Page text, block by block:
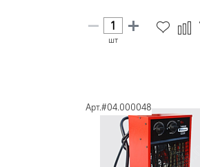
шт
Арт.#04.000048